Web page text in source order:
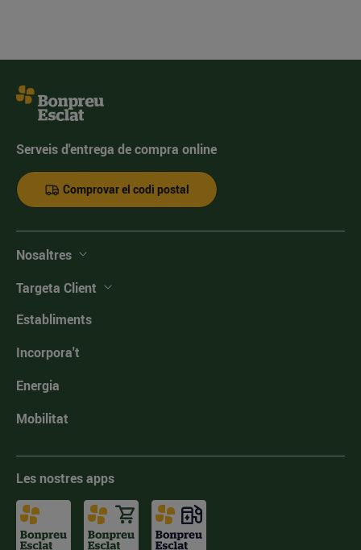
Serveis d'entrega de compra online
Comprovar el codi postal
Nosaltres
Targeta Client
Establiments
Incorpora't
Energia
Mobilitat
Les nostres apps